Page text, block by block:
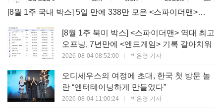
[8월 1주 국내 박스] 5일 만에 338만 모은 <스파이더맨> 극장가 235% 대반등, <호프>는 400만 돌파
[8월 1주 북미 박스] <스파이더맨> 역대 최고
오프닝, 7년만에 <엔드게임> 기록 갈아치워
2026-08-04 08:52:00 | 박은영 기자
오디세우스의 여정에 초대, 한국 첫 방문 놀
란 “엔터테이닝하게 만들었다”
2026-08-04 11:00:24 | 박은영 기자